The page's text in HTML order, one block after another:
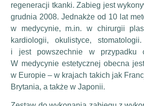
regeneracji tkanki. Zabieg jest
grudnia 2008. Jednakże od 10 lat
w medycynie, m.in. w chirurgii
kardiologii, okulistyce,
i jest powszechnie w przypadku
W medycynie estetycznej obecna
w Europie – w krajach takich jak
Brytania, a także w Japonii.